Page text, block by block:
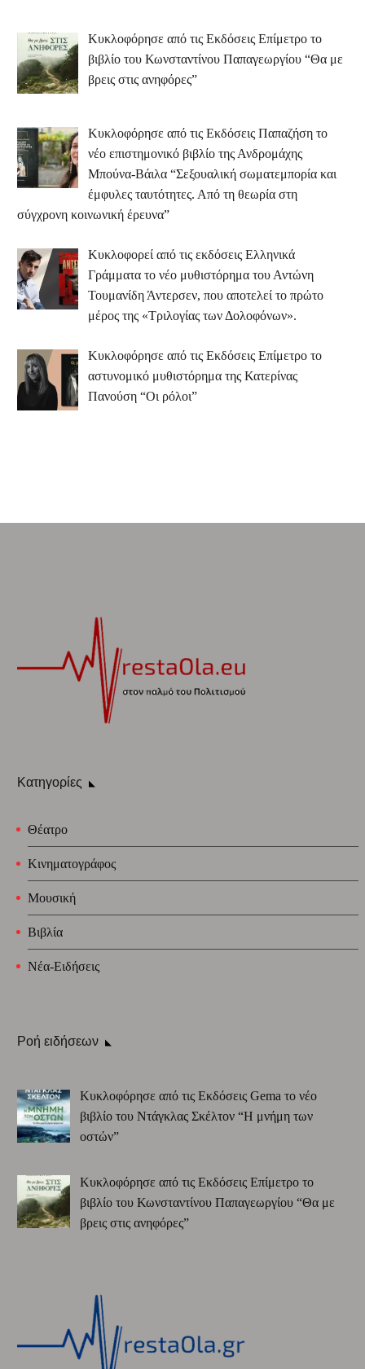
Κυκλοφόρησε από τις Εκδόσεις Επίμετρο το
βιβλίο του Κωνσταντίνου Παπαγεωργίου “Θα με
βρεις στις ανηφόρες”
Κυκλοφόρησε από τις Εκδόσεις Παπαζήση το
νέο επιστημονικό βιβλίο της Ανδρομάχης
Μπούνα-Βάιλα “Σεξουαλική σωματεμπορία και
έμφυλες ταυτότητες. Από τη θεωρία στη
σύγχρονη κοινωνική έρευνα”
Κυκλοφορεί από τις εκδόσεις Ελληνικά
Γράμματα το νέο μυθιστόρημα του Αντώνη
Τουμανίδη Άντερσεν, που αποτελεί το πρώτο
μέρος της «Τριλογίας των Δολοφόνων».
Κυκλοφόρησε από τις Εκδόσεις Επίμετρο το
αστυνομικό μυθιστόρημα της Κατερίνας
Πανούση “Οι ρόλοι”
Κατηγορίες
Θέατρο
Κινηματογράφος
Μουσική
Βιβλία
Νέα-Ειδήσεις
Ροή ειδήσεων
Κυκλοφόρησε από τις Εκδόσεις Gema το νέο
βιβλίο του Ντάγκλας Σκέλτον “Η μνήμη των
οστών”
Κυκλοφόρησε από τις Εκδόσεις Επίμετρο το
βιβλίο του Κωνσταντίνου Παπαγεωργίου “Θα με
βρεις στις ανηφόρες”